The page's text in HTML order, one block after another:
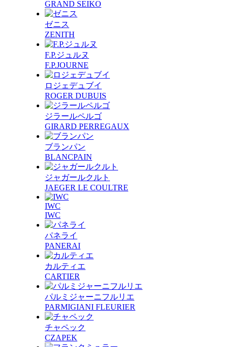
GRAND SEIKO
ゼニス
ZENITH
F.P.ジュルヌ
F.P.JOURNE
ロジェデュブイ
ROGER DUBUIS
ジラールペルゴ
GIRARD PERREGAUX
ブランパン
BLANCPAIN
ジャガールクルト
JAEGER LE COULTRE
IWC
IWC
パネライ
PANERAI
カルティエ
CARTIER
パルミジャーニフルリエ
PARMIGIANI FLEURIER
チャペック
CZAPEK